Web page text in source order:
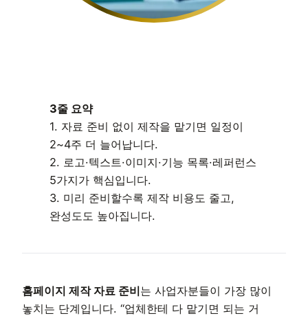
3줄 요약
1. 자료 준비 없이 제작을 맡기면 일정이
2~4주 더 늘어납니다.
2. 로고·텍스트·이미지·기능 목록·레퍼런스
5가지가 핵심입니다.
3. 미리 준비할수록 제작 비용도 줄고,
완성도도 높아집니다.
홈페이지 제작 자료 준비는 사업자분들이 가장 많이
놓치는 단계입니다. “업체한테 다 맡기면 되는 거